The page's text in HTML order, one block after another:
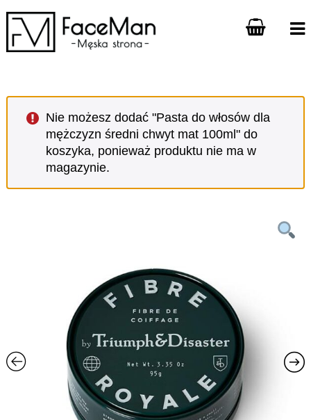
Nie możesz dodać "Pasta do włosów dla
mężczyzn średni chwyt mat 100ml" do
koszyka, ponieważ produktu nie ma w
magazynie.